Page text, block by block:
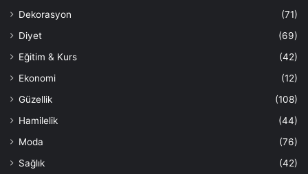
Dekorasyon
(71)
Diyet
(69)
Eğitim & Kurs
(42)
Ekonomi
(12)
Güzellik
(108)
Hamilelik
(44)
Moda
(76)
Sağlık
(42)